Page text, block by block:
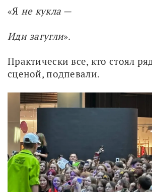
«Я не кукла —
Иди загугли».
Практически все, кто стоял
сценой, подпевали.